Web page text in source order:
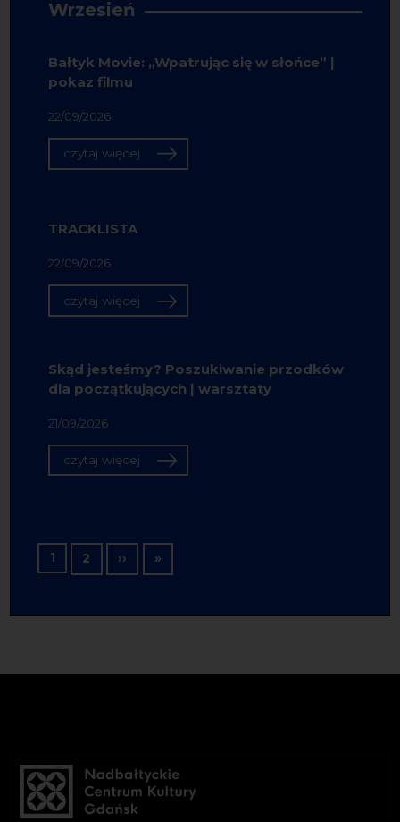
Wrzesień
Bałtyk Movie: „Wpatrując się w słońce” |
pokaz filmu
22/09/2026
czytaj więcej
TRACKLISTA
22/09/2026
czytaj więcej
Skąd jesteśmy? Poszukiwanie przodków
dla początkujących | warsztaty
21/09/2026
czytaj więcej
Stronicowanie
1 2 ›› Następna strona
»Ostatnia strona